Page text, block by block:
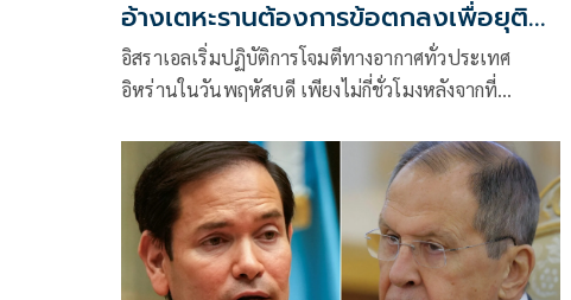
อ้างเตหะรานต้องการข้อตกลงเพื่อยุติ
สงคราม
อิสราเอลเริ่มปฏิบัติการโจมตีทางอากาศทั่วประเทศ
อิหร่านในวันพฤหัสบดี เพียงไม่กี่ชั่วโมงหลังจากที่
เตหะรานต้องการข้อตกลงเพื่อยุติสงครามที่ยืดเยื้อมา
เกือบสี่สัปดาห์ แม้ว่านักการทูตระดับสูงของอิหร่านจะ
ปฏิเสธการเจรจาใดๆ กับวอชิงตันก็ตาม